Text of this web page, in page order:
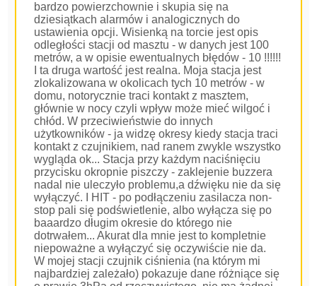
bardzo powierzchownie i skupia się na
dziesiątkach alarmów i analogicznych do
ustawienia opcji. Wisienką na torcie jest opis
odległości stacji od masztu - w danych jest 100
metrów, a w opisie ewentualnych błędów - 10 !!!!!!
I ta druga wartość jest realna. Moja stacja jest
zlokalizowana w okolicach tych 10 metrów - w
domu, notorycznie traci kontakt z masztem,
głównie w nocy czyli wpływ może mieć wilgoć i
chłód. W przeciwieństwie do innych
użytkowników - ja widzę okresy kiedy stacja traci
kontakt z czujnikiem, nad ranem zwykle wszystko
wygląda ok... Stacja przy każdym naciśnięciu
przycisku okropnie piszczy - zaklejenie buzzera
nadal nie uleczyło problemu,a dźwięku nie da się
wyłączyć. I HIT - po podłączeniu zasilacza non-
stop pali się podświetlenie, albo wyłącza się po
baaardzo długim okresie do którego nie
dotrwałem... Akurat dla mnie jest to kompletnie
niepoważne a wyłączyć się oczywiście nie da.
W mojej stacji czujnik ciśnienia (na którym mi
najbardziej zależało) pokazuje dane różniące się